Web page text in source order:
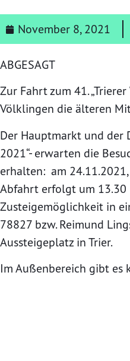
November 8, 2021
ABGESAGT
Zur Fahrt zum 41.
Völklingen die älteren
Der Hauptmarkt und der
2021“- erwarten die
erhalten: am
Abfahrt erfolgt um 13.30
Zusteigemöglichkeit in
78827 bzw. Reimund
Aussteigeplatz in Trier.
Im Außenbereich gibt es